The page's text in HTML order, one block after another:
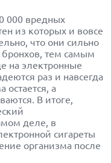
000 вредных
из которых и вовсе
что они сильно
тем самым
на электронные
раз и навсегда
а
В итоге,
деле, в
сигареты
организма после